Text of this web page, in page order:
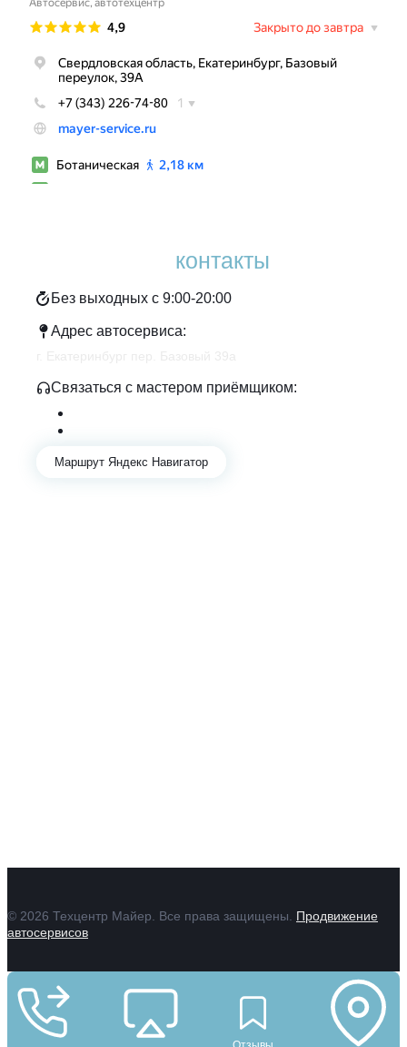
контакты
Без выходных с 9:00-20:00
Адрес автосервиса:
Связаться с мастером приёмщиком:
Маршрут Яндекс Навигатор
© 2026 Техцентр Майер. Все права защищены. Продвижение
автосервисов